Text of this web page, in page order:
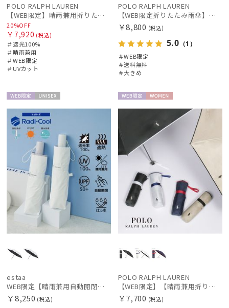
POLO RALPH LAUREN
【WEB限定】晴雨兼用折りたたみ日傘 ポロ ラルフ ローレン（POLO RALPH LAUREN）ストライプ刺繍 遮光100 UV100
20%OFF
￥7,920 (税込)
＃遮光100%
＃晴雨兼用
＃WEB限定
＃UVカット
POLO RALPH LAUREN
【WEB限定折りたたみ雨傘】ポロ ラルフ ローレン（POLO RALPH LAUREN）FLAG ベア 簡単開閉
￥8,800 (税込)
5.0 （1）
＃WEB限定
＃送料無料
＃大きめ
定
X
estaa
WEB限定【晴雨兼用自動開閉日傘】エスタ(estaa)REIKYAKUパラソル 55㎝ ラディクール 遮光100 UV100 ワンタッチ開閉
￥8,250 (税込)
POLO RALPH LAUREN
【WEB限定】【晴雨兼用折りたたみ日傘】ポロ ラルフ ローレン (POLO RALPH LAUREN) 遮熱 UV 晴雨兼用
￥7,700 (税込)